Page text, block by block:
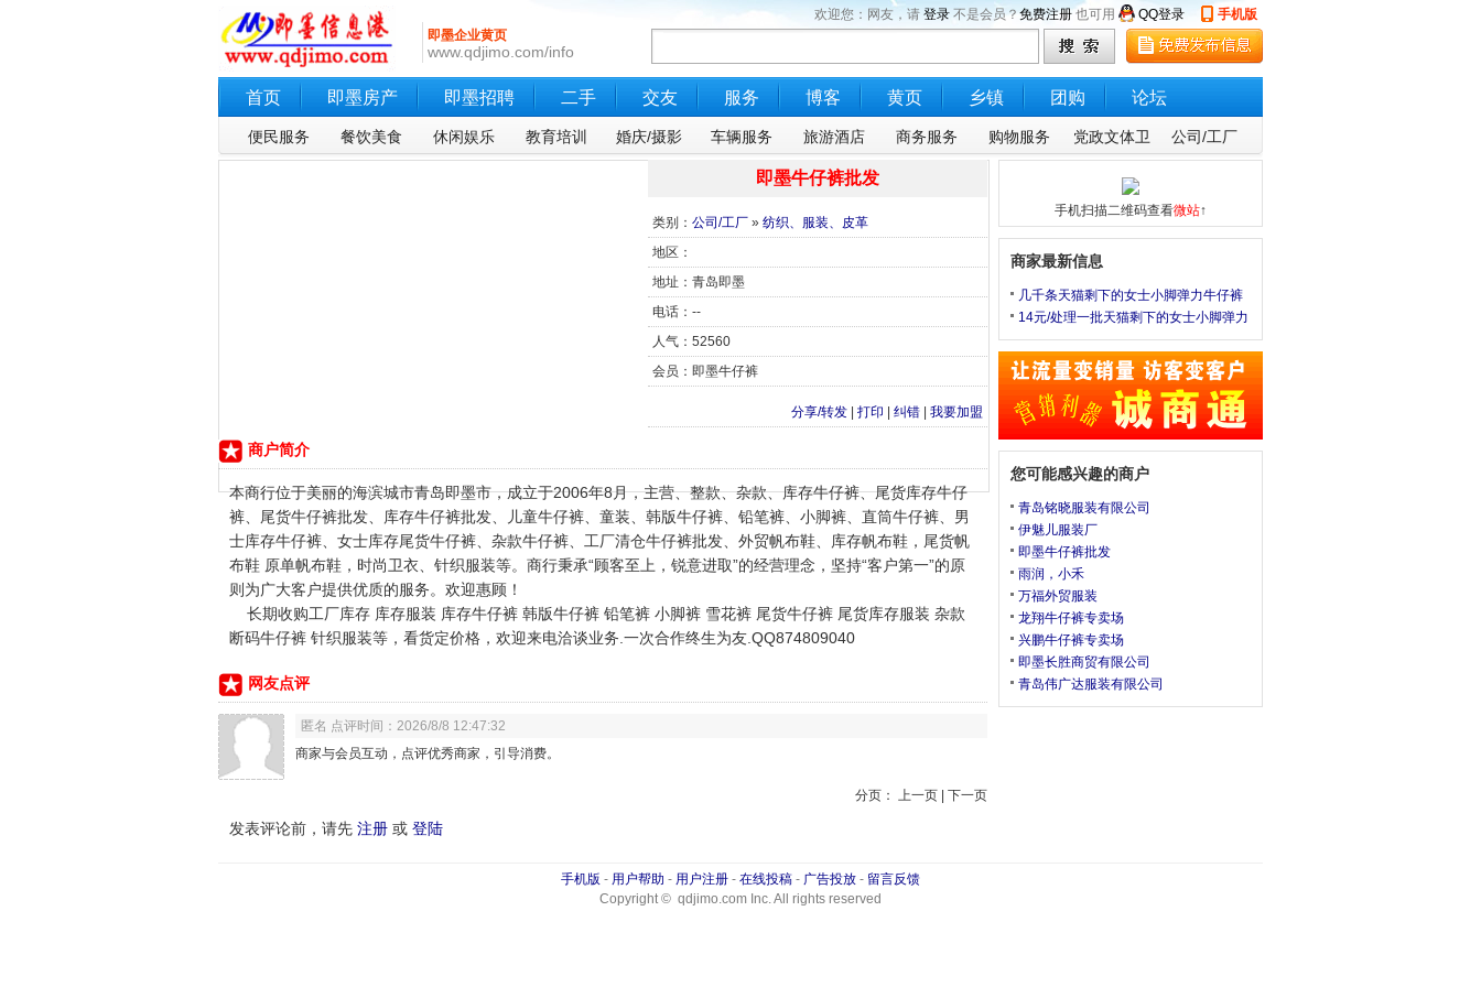
即墨企业黄页
www.qdjimo.com/info
欢迎您：网友，请 登录 不是会员？免费注册 也可用 QQ登录 手机版
首页 即墨房产 即墨招聘 二手 交友 服务 博客 黄页 乡镇 团购 论坛
便民服务 餐饮美食 休闲娱乐 教育培训 婚庆/摄影 车辆服务 旅游酒店 商务服务 购物服务 党政文体卫 公司/工厂
即墨牛仔裤批发
类别： 公司/工厂 » 纺织、服装、皮革
地区：
地址：青岛即墨
电话：--
人气：52560
会员：即墨牛仔裤
分享/转发 打印 纠错 我要加盟
商户简介
本商行位于美丽的海滨城市青岛即墨市，成立于2006年8月，主营、整款、杂款、库存牛仔裤、尾货库存牛仔
裤、尾货牛仔裤批发、库存牛仔裤批发、儿童牛仔裤、童装、韩版牛仔裤、铅笔裤、小脚裤、直筒牛仔裤、男
士库存牛仔裤、女士库存尾货牛仔裤、杂款牛仔裤、工厂清仓牛仔裤批发、外贸帆布鞋、库存帆布鞋，尾货帆
布鞋 原单帆布鞋，时尚卫衣、针织服装等。商行秉承“顾客至上，锐意进取”的经营理念，坚持“客户第一”的原
则为广大客户提供优质的服务。欢迎惠顾！
长期收购工厂库存 库存服装 库存牛仔裤 韩版牛仔裤 铅笔裤 小脚裤 雪花裤 尾货牛仔裤 尾货库存服装 杂款
断码牛仔裤 针织服装等，看货定价格，欢迎来电洽谈业务.一次合作终生为友.QQ874809040
网友点评
匿名 点评时间：2026/8/8 12:47:32
商家与会员互动，点评优秀商家，引导消费。
分页： 上一页 | 下一页
发表评论前，请先 注册 或 登陆
手机扫描二维码查看微站↑
商家最新信息
几千条天猫剩下的女士小脚弹力牛仔裤
14元/处理一批天猫剩下的女士小脚弹力
您可能感兴趣的商户
青岛铭晓服装有限公司
伊魅儿服装厂
即墨牛仔裤批发
雨润，小禾
万福外贸服装
龙翔牛仔裤专卖场
兴鹏牛仔裤专卖场
即墨长胜商贸有限公司
青岛伟广达服装有限公司
手机版 - 用户帮助 - 用户注册 - 在线投稿 - 广告投放 - 留言反馈
Copyright © qdjimo.com Inc. All rights reserved